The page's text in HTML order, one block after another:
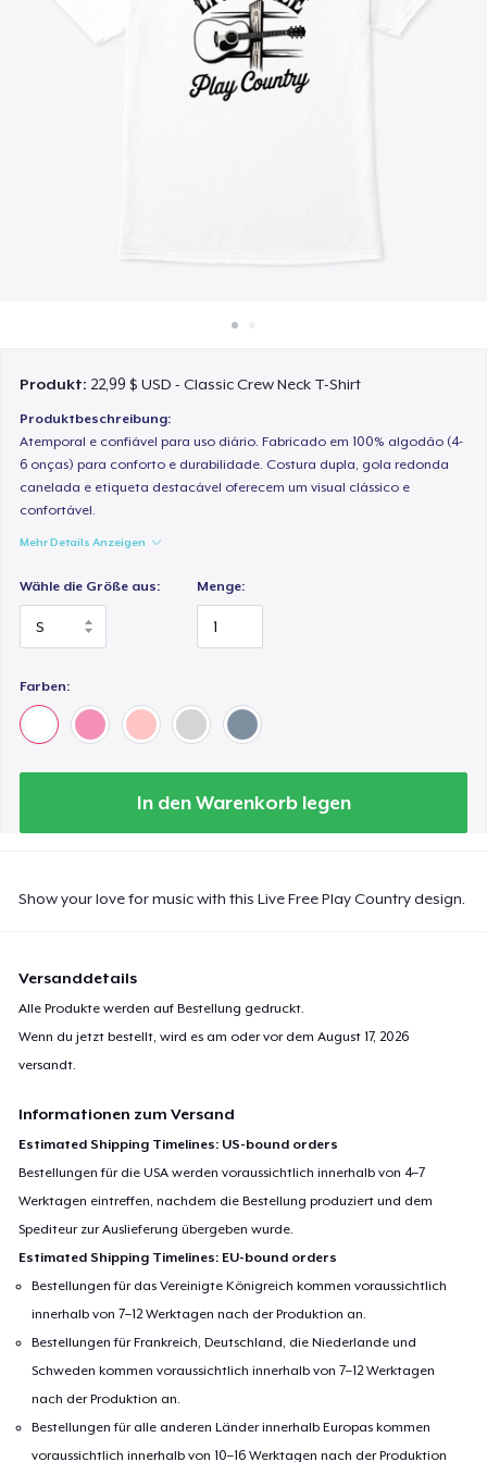
Überall verkaufen
Etwas verkaufen
Produkt: 22,99 $ USD - Classic Crew Neck T-Shirt
Produktbeschreibung:
Atemporal e confiável para uso diário. Fabricado em 100% algodão (4-
6 onças) para conforto e durabilidade. Costura dupla, gola redonda
canelada e etiqueta destacável oferecem um visual clássico e
confortável.
Mehr Details Anzeigen
Wähle die Größe aus: Menge:
Farben:
In den Warenkorb legen
Show your love for music with this Live Free Play Country design.
Versanddetails
Alle Produkte werden auf Bestellung gedruckt.
Wenn du jetzt bestellt, wird es am oder vor demAugust 17, 2026
versandt.
Informationen zum Versand
Estimated Shipping Timelines: US-bound orders
Bestellungen für die USA werden voraussichtlich innerhalb von 4–7
Werktagen eintreffen, nachdem die Bestellung produziert und dem
Spediteur zur Auslieferung übergeben wurde.
Estimated Shipping Timelines: EU-bound orders
Bestellungen für das Vereinigte Königreich kommen voraussichtlich
innerhalb von 7–12 Werktagen nach der Produktion an.
Bestellungen für Frankreich, Deutschland, die Niederlande und
Schweden kommen voraussichtlich innerhalb von 7–12 Werktagen
nach der Produktion an.
Bestellungen für alle anderen Länder innerhalb Europas kommen
voraussichtlich innerhalb von 10–16 Werktagen nach der Produktion